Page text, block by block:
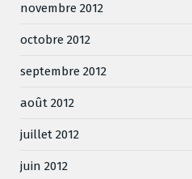
novembre 2012
octobre 2012
septembre 2012
août 2012
juillet 2012
juin 2012